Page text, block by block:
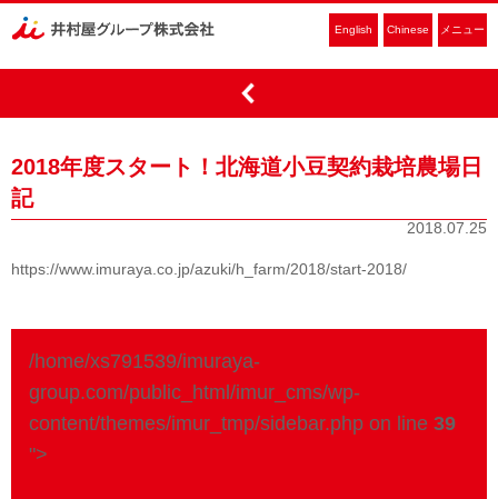
English Chinese メニュー
2018年度スタート！北海道小豆契約栽培農場日
記
2018.07.25
https://www.imuraya.co.jp/azuki/h_farm/2018/start-2018/
/home/xs791539/imuraya-
group.com/public_html/imur_cms/wp-
content/themes/imur_tmp/sidebar.php on line 39
">